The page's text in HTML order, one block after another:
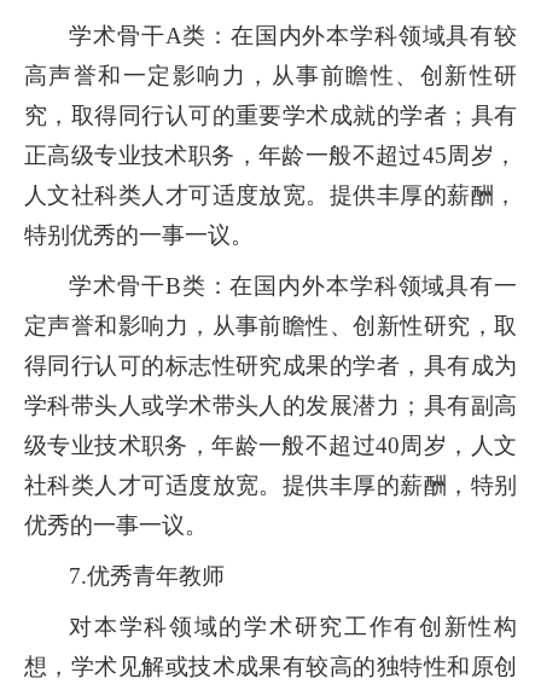
学术骨干A类：在国内外本学科领域具有较
高声誉和一定影响力，从事前瞻性、创新性研
究，取得同行认可的重要学术成就的学者；具有
正高级专业技术职务，年龄一般不超过45周岁，
人文社科类人才可适度放宽。提供丰厚的薪酬，
特别优秀的一事一议。
学术骨干B类：在国内外本学科领域具有一
定声誉和影响力，从事前瞻性、创新性研究，取
得同行认可的标志性研究成果的学者，具有成为
学科带头人或学术带头人的发展潜力；具有副高
级专业技术职务，年龄一般不超过40周岁，人文
社科类人才可适度放宽。提供丰厚的薪酬，特别
优秀的一事一议。
7.优秀青年教师
对本学科领域的学术研究工作有创新性构
想，学术见解或技术成果有较高的独特性和原创